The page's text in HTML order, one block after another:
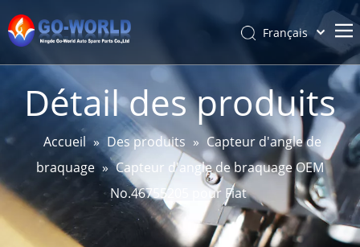
Accueil
Sur
Produits
Service et personnalisation
Des nouvelles
Soutien
Français
Español
Pусский
Latine
简体中文
English
Détail des produits
Accueil » Des produits » Capteur d'angle de
braquage » Capteur d'angle de braquage OEM
No.46755205 pour Fiat